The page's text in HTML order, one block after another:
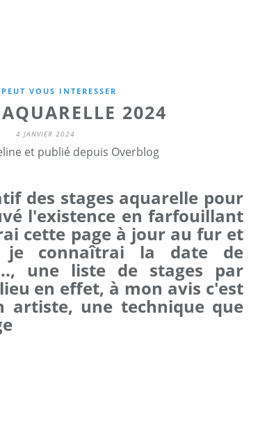
VOUS INTERESSER
AQUARELLE 2024
4 JANVIER 2024
et publié depuis Overblog
des stages aquarelle pour
l'existence en farfouillant
cette page à jour au fur et
je connaîtrai la date de
une liste de stages par
en effet, à mon avis c'est
artiste, une technique que